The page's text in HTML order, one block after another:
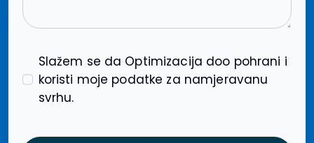
Slažem se da Optimizacija doo pohrani i
koristi moje podatke za namjeravanu
svrhu.